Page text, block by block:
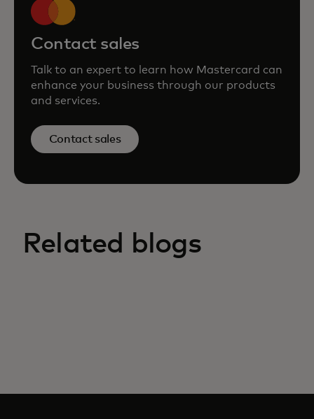
Contact sales
Talk to an expert to learn how Mastercard can
enhance your business through our products
and services.
Contact sales
Related blogs